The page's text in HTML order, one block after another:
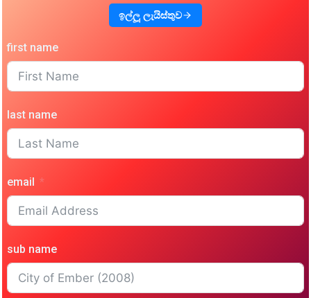
ඉල්ලූ ලැයිස්තුව
first name
last name
email
sub name